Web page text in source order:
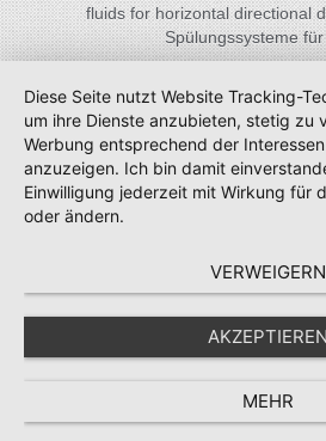
fluids for horizontal directional
Spülungssysteme
Diese Seite nutzt Website Tracking-
um ihre Dienste anzubieten, stetig zu
Werbung entsprechend der
anzuzeigen. Ich bin damit
Einwilligung jederzeit mit Wirkung für
oder ändern.
VERWEIGERN
AKZEPTIEREN
MEHR